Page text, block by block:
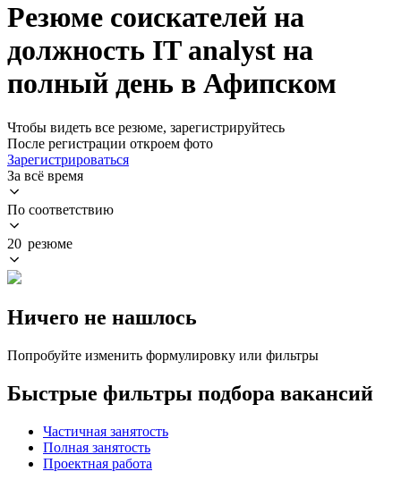
Резюме соискателей на
должность IT analyst на
полный день в Афипском
Чтобы видеть все резюме, зарегистрируйтесь
После регистрации откроем фото
Зарегистрироваться
За всё время
По соответствию
20 резюме
Ничего не нашлось
Попробуйте изменить формулировку или фильтры
Быстрые фильтры подбора вакансий
Частичная занятость
Полная занятость
Проектная работа